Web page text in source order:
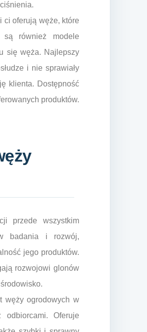
ci oferują węże, które
są również modele
się węża. Najlepszy
i nie sprawiały
klienta. Dostępność
produktów.
przede wszystkim
badania i rozwój,
jego produktów.
rozwojowi glonów
węży ogrodowych w
Oferuje